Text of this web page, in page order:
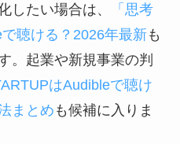
したい場合は、
「思考
聴ける？2026年最新も
。起業や新規事業の判
はAudibleで聴け
まとめ も候補に入りま